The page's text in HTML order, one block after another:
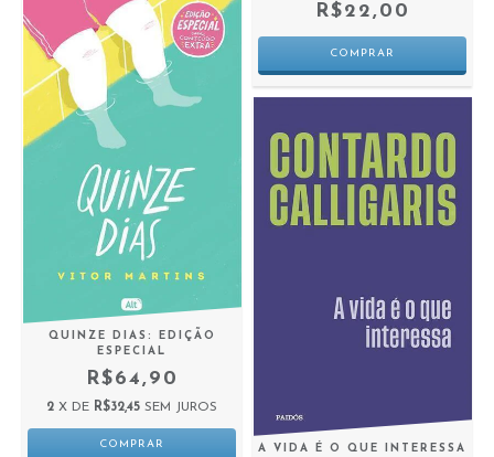
R$22,00
QUINZE DIAS: EDIÇÃO
ESPECIAL
R$64,90
2 X DE R$32,45 SEM JUROS
A VIDA É O QUE INTERESSA